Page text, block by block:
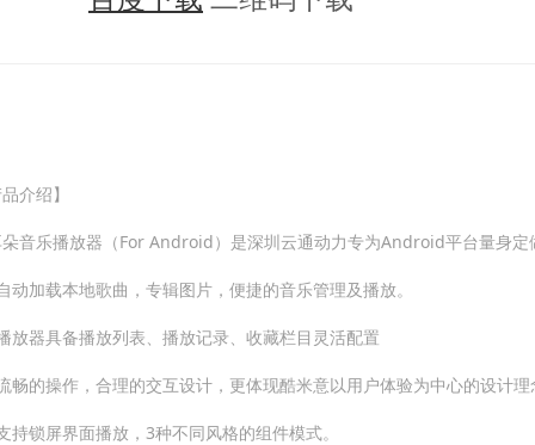
品介绍】
音乐播放器（For Android）是深圳云通动力专为Android平台量身定
动加载本地歌曲，专辑图片，便捷的音乐管理及播放。
放器具备播放列表、播放记录、收藏栏目灵活配置
畅的操作，合理的交互设计，更体现酷米意以用户体验为中心的设计理
持锁屏界面播放，3种不同风格的组件模式。